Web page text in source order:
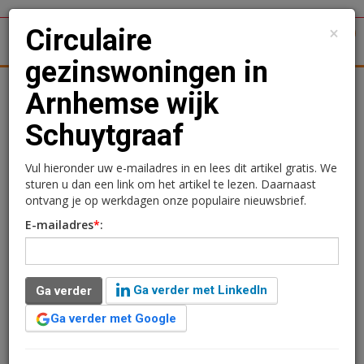
Kantoren
Circulaire
gezinswoningen in
Arnhemse wijk
Schuytgraaf
Sandra Lissenberg
16 maart 2020 om 10:48
2 minuten leestijd
Gebiedsontwikkelaar BPD (Bouwfonds Property
×
Circulaire
gezinswoningen in
Arnhemse wijk
Schuytgraaf
Vul hieronder uw e-mailadres in en lees dit artikel gratis. We
sturen u dan een link om het artikel te lezen. Daarnaast
ontvang je op werkdagen onze populaire nieuwsbrief.
E-mailadres*:
Ga verder
Ga verder met LinkedIn
Ga verder met Google